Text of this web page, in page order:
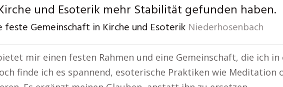
und Esoterik mehr Stabilität gefunden haben.
feste Gemeinschaft in Kirche und Esoterik Niederhosenbach
mir einen festen Rahmen und eine Gemeinschaft, die ich
finde ich es spannend, esoterische Praktiken wie Meditation